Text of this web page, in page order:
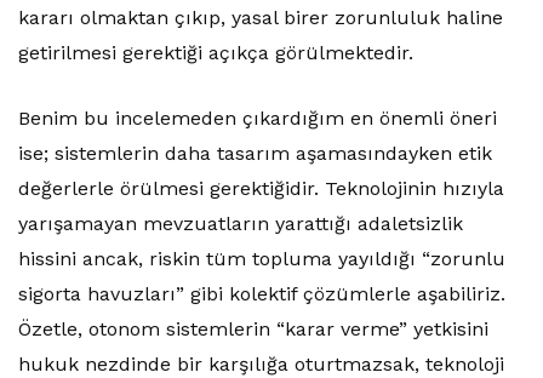
kararı olmaktan çıkıp, yasal birer zorunluluk haline
getirilmesi gerektiği açıkça görülmektedir.
Benim bu incelemeden çıkardığım en önemli öneri
ise; sistemlerin daha tasarım aşamasındayken etik
değerlerle örülmesi gerektiğidir. Teknolojinin hızıyla
yarışamayan mevzuatların yarattığı adaletsizlik
hissini ancak, riskin tüm topluma yayıldığı “zorunlu
sigorta havuzları” gibi kolektif çözümlerle aşabiliriz.
Özetle, otonom sistemlerin “karar verme” yetkisini
hukuk nezdinde bir karşılığa oturtmazsak, teknoloji